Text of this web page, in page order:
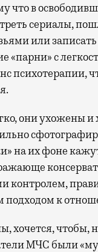
что в
сериалы,
или
«парни» с
психотерапии,
они ухожены и
на их фоне
подходом к
хочется, чтобы,
МЧС были